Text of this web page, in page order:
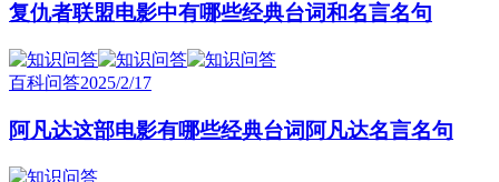
复仇者联盟电影中有哪些经典台词和名言名句
百科问答2025/2/17
阿凡达这部电影有哪些经典台词阿凡达名言名句